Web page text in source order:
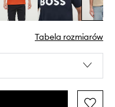
Tabela rozmiarów